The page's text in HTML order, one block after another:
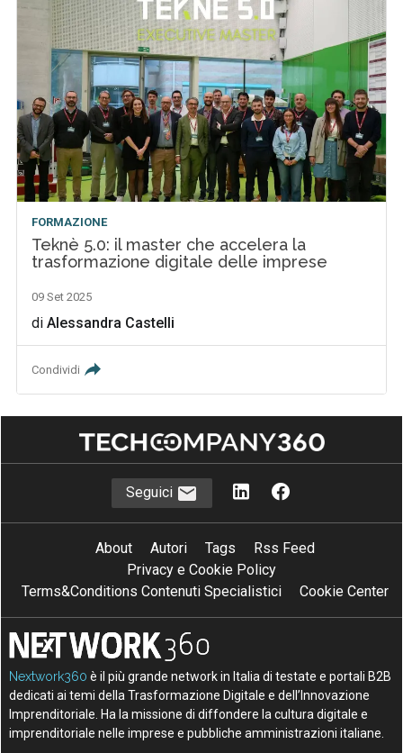
FORMAZIONE
Teknè 5.0: il master che accelera la
trasformazione digitale delle imprese
09 Set 2025
diAlessandra Castelli
Condividi
Seguici
About Autori Tags
Rss Feed
Privacy e Cookie Policy
Terms&Conditions Contenuti Specialistici
Cookie Center
Nextwork360 è il più grande network in Italia di testate e portali B2B
dedicati ai temi della Trasformazione Digitale e dell’Innovazione
Imprenditoriale. Ha la missione di diffondere la cultura digitale e
imprenditoriale nelle imprese e pubbliche amministrazioni italiane.